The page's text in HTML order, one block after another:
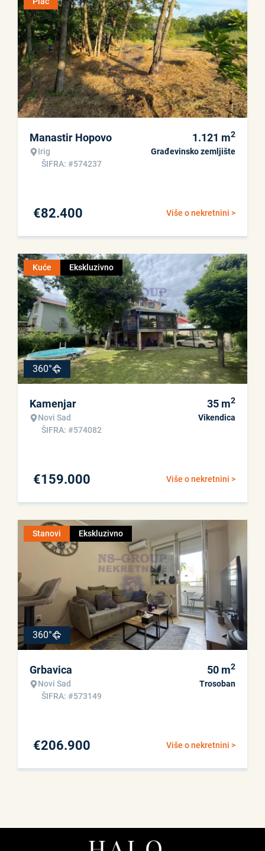
Manastir Hopovo
Irig
ŠIFRA: #574237
1.121 m2
Građevinsko zemljište
Više o nekretnini >
€82.400
Kuće Ekskluzivno
360°
Kamenjar
Novi Sad
ŠIFRA: #574082
35 m2
Vikendica
Više o nekretnini >
€159.000
Stanovi Ekskluzivno
360°
Grbavica
Novi Sad
ŠIFRA: #573149
50 m2
Trosoban
Više o nekretnini >
€206.900